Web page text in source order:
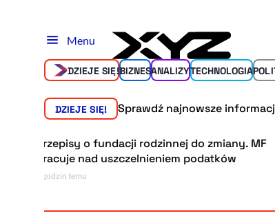
Menu
DZIEJE SIĘ!BIZNESANALIZYTECHNOLOGIA
DZIEJE SIĘ! Sprawdź najnowsze
o fundacji rodzinnej do zmiany. MF
nad uszczelnieniem podatków